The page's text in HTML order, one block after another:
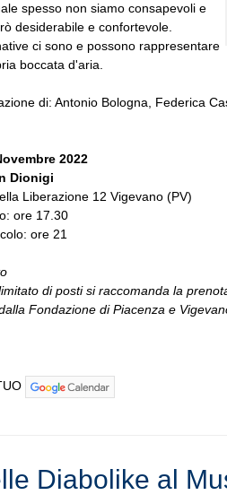
spesso non siamo consapevoli e
desiderabile e confortevole.
ci sono e possono rappresentare
boccata d'aria.
di: Antonio Bologna, Federica
2022
Dionigi
Liberazione 12 Vigevano (PV)
ore 17.30
ore 21
di posti si raccomanda la
Fondazione di Piacenza e
Diabolike al